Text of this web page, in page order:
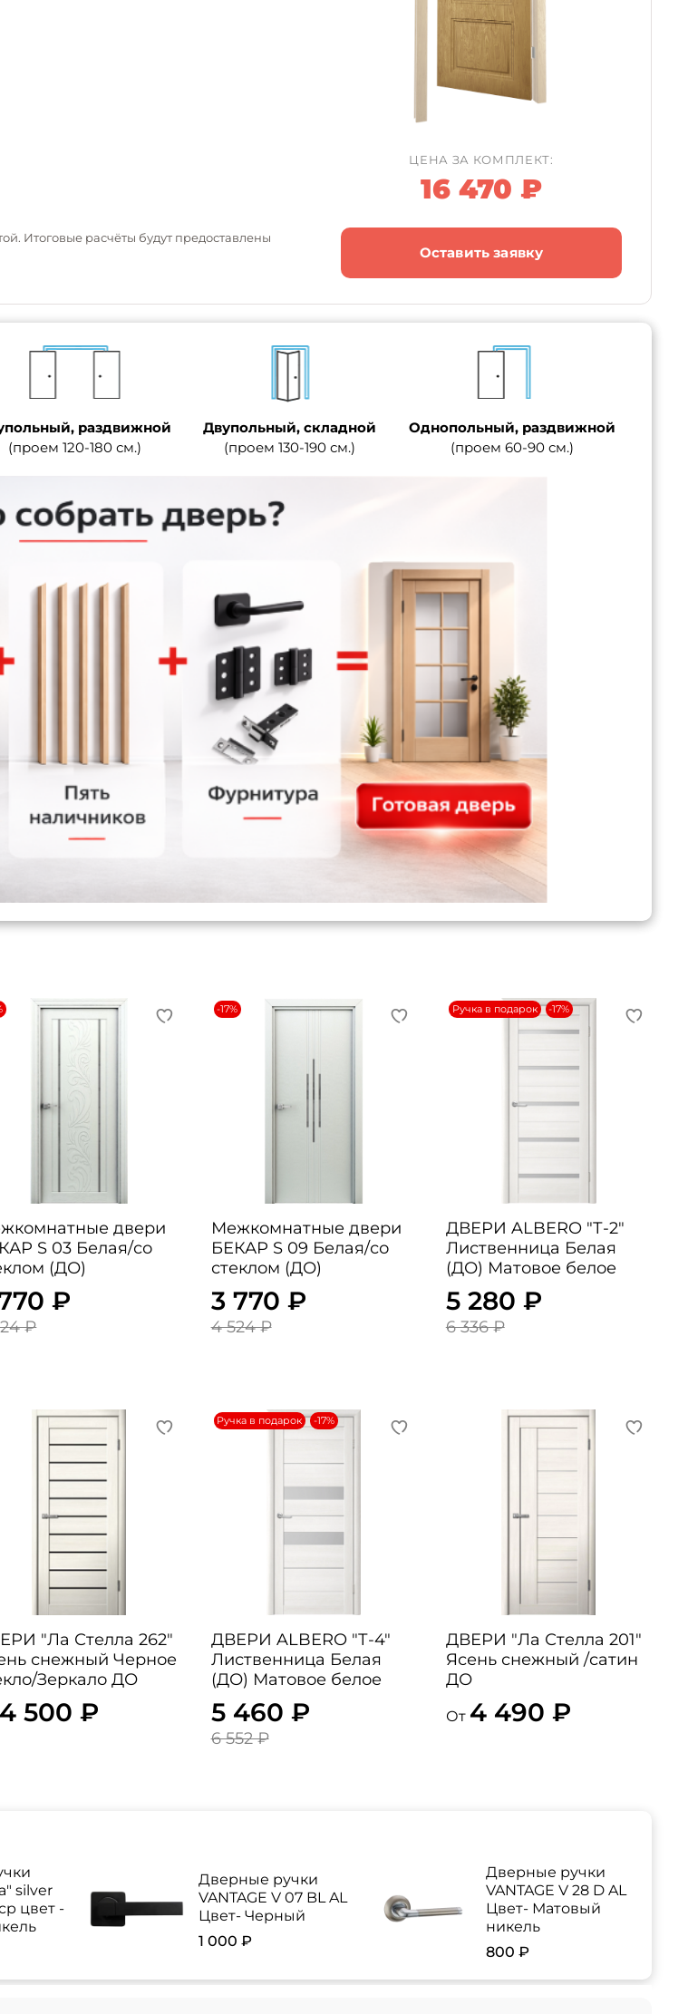
Итоговые расчёты будут предоставлены
ЦЕНА ЗА КОМПЛЕКТ:
16 470 ₽
Оставить заявку
раздвижной
(проем 120-180 см.)
Двупольный, складной
(проем 130-190 см.)
Однопольный, раздвижной
(проем 60-90 см.)
двери
S 03 Белая/со
(ДО)
₽
₽
-17%
Межкомнатные двери
БЕКАР S 09 Белая/со
стеклом (ДО)
3 770 ₽
4 524 ₽
Ручка в подарок -17%
ДВЕРИ ALBERO "Т-2"
Лиственница Белая
(ДО) Матовое белое
5 280 ₽
6 336 ₽
"Ла Стелла 262"
снежный Черное
Зеркало ДО
4 500 ₽
Ручка в подарок -17%
ДВЕРИ ALBERO "Т-4"
Лиственница Белая
(ДО) Матовое белое
5 460 ₽
6 552 ₽
ДВЕРИ "Ла Стелла 201"
Ясень снежный /сатин
ДО
От 4 490 ₽
silver
цвет -
Дверные ручки
VANTAGE V 07 BL AL
Цвет- Черный
1 000 ₽
Дверные ручки
VANTAGE V 28 D AL
Цвет- Матовый
никель
800 ₽